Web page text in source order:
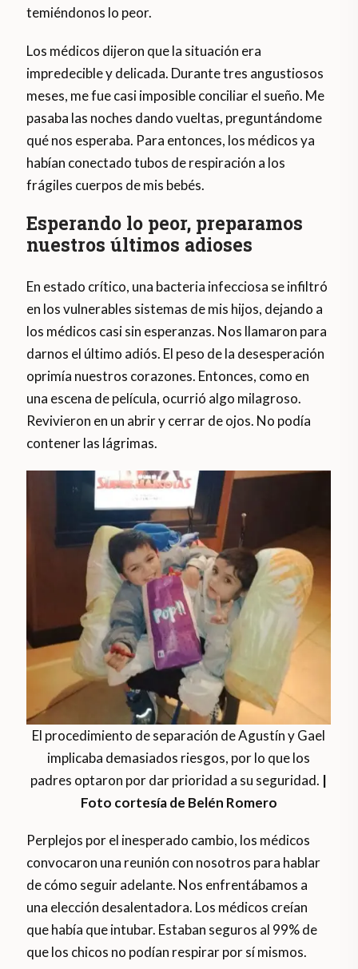
temiéndonos lo peor.
Los médicos dijeron que la situación era
impredecible y delicada. Durante tres angustiosos
meses, me fue casi imposible conciliar el sueño. Me
pasaba las noches dando vueltas, preguntándome
qué nos esperaba. Para entonces, los médicos ya
habían conectado tubos de respiración a los
frágiles cuerpos de mis bebés.
Esperando lo peor, preparamos
nuestros últimos adioses
En estado crítico, una bacteria infecciosa se infiltró
en los vulnerables sistemas de mis hijos, dejando a
los médicos casi sin esperanzas. Nos llamaron para
darnos el último adiós. El peso de la desesperación
oprimía nuestros corazones. Entonces, como en
una escena de película, ocurrió algo milagroso.
Revivieron en un abrir y cerrar de ojos. No podía
contener las lágrimas.
El procedimiento de separación de Agustín y Gael
implicaba demasiados riesgos, por lo que los
padres optaron por dar prioridad a su seguridad. |
Foto cortesía de Belén Romero
Perplejos por el inesperado cambio, los médicos
convocaron una reunión con nosotros para hablar
de cómo seguir adelante. Nos enfrentábamos a
una elección desalentadora. Los médicos creían
que había que intubar. Estaban seguros al 99% de
que los chicos no podían respirar por sí mismos.